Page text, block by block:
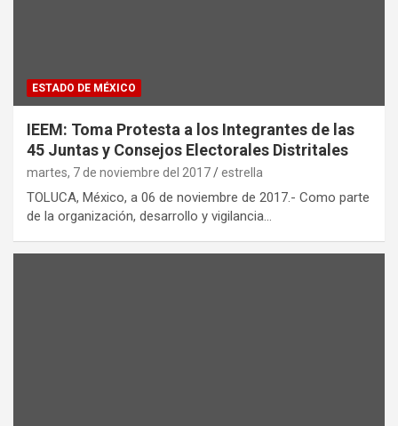
ESTADO DE MÉXICO
IEEM: Toma Protesta a los Integrantes de las
45 Juntas y Consejos Electorales Distritales
martes, 7 de noviembre del 2017 estrella
TOLUCA, México, a 06 de noviembre de 2017.- Como parte
de la organización, desarrollo y vigilancia…